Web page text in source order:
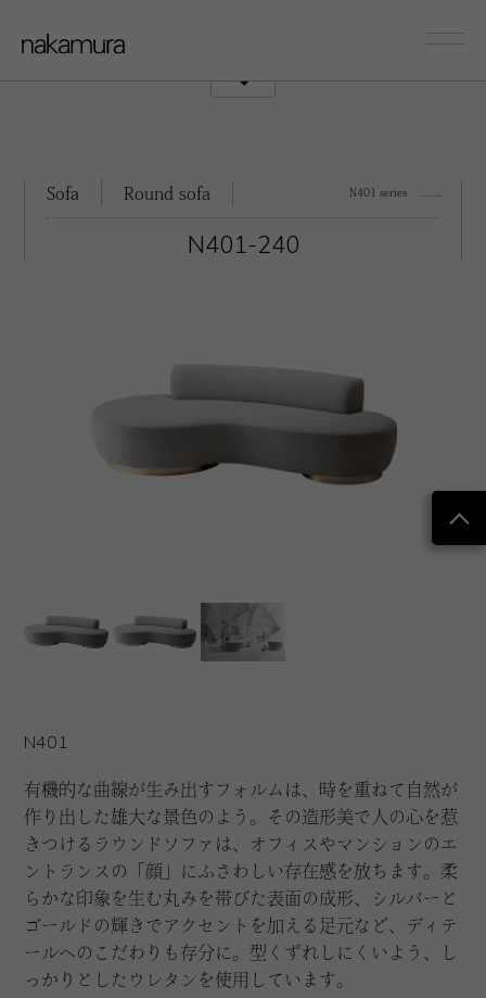
Couch/Onearm
Sofa Round sofa N401 series
N401-240
N401
有機的な曲線が生み出すフォルムは、時を重ねて自然が
作り出した雄大な景色のよう。その造形美で人の心を惹
きつけるラウンドソファは、オフィスやマンションのエ
ントランスの「顔」にふさわしい存在感を放ちます。柔
らかな印象を生む丸みを帯びた表面の成形、シルバーと
ゴールドの輝きでアクセントを加える足元など、ディテ
ールへのこだわりも存分に。型くずれしにくいよう、し
っかりとしたウレタンを使用しています。